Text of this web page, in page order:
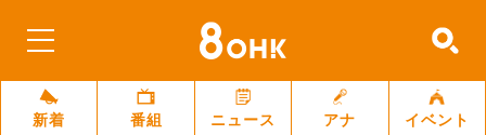
新着 番組 ニュース アナ イベント